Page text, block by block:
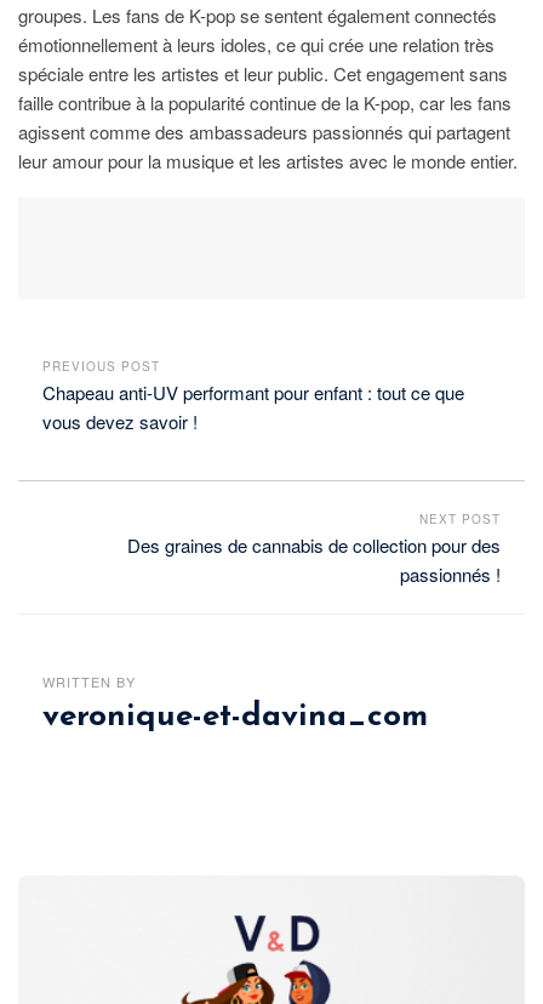
groupes. Les fans de K-pop se sentent également connectés
émotionnellement à leurs idoles, ce qui crée une relation très
spéciale entre les artistes et leur public. Cet engagement sans
faille contribue à la popularité continue de la K-pop, car les fans
agissent comme des ambassadeurs passionnés qui partagent
leur amour pour la musique et les artistes avec le monde entier.
PREVIOUS POST
Chapeau anti-UV performant pour enfant : tout ce que
vous devez savoir !
NEXT POST
Des graines de cannabis de collection pour des
passionnés !
WRITTEN BY
veronique-et-davina_com